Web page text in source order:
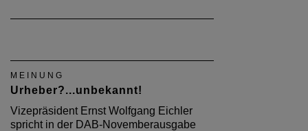
MEINUNG
Urheber?...unbekannt!
Vizepräsident Ernst Wolfgang Eichler
spricht in der DAB-Novemberausgabe